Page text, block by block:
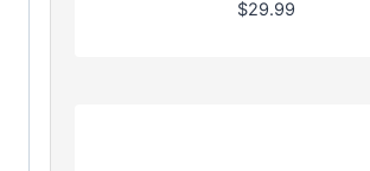
$29.99